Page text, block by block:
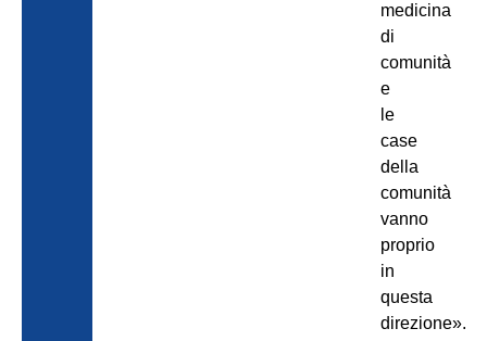
medicina
di
comunità
e
le
case
della
comunità
vanno
proprio
in
questa
direzione».